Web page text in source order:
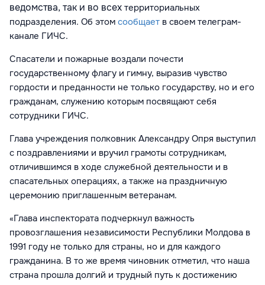
ведомства, так и во всех территориальных
подразделения. Об этом сообщает в своем телеграм-
канале ГИЧС.
Спасатели и пожарные воздали почести
государственному флагу и гимну, выразив чувство
гордости и преданности не только государству, но и его
гражданам, служению которым посвящают себя
сотрудники ГИЧС.
Глава учреждения полковник Александру Опря выступил
с поздравлениями и вручил грамоты сотрудникам,
отличившимся в ходе служебной деятельности и в
спасательных операциях, а также на праздничную
церемонию приглашенным ветеранам.
«Глава инспектората подчеркнул важность
провозглашения независимости Республики Молдова в
1991 году не только для страны, но и для каждого
гражданина. В то же время чиновник отметил, что наша
страна прошла долгий и трудный путь к достижению